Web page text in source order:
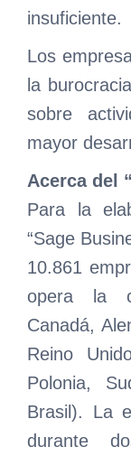
insuficiente.
Los
la
sobre
mayor
Acerca del
Para la
“Sage
10.861
opera la
Canadá,
Reino
Polonia,
Brasil). La
durante